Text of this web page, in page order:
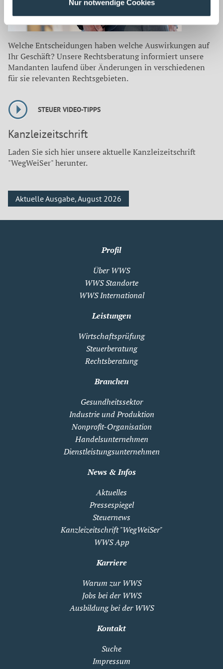
Nur notwendige Cookies
Welche Entscheidungen haben welche Auswirkungen auf
Ihr Geschäft? Unsere Rechtsberatung informiert unsere
Mandanten laufend über Änderungen in verschiedenen
für sie relevanten Rechtsgebieten.
STEUER VIDEO-TIPPS
Kanzleizeitschrift
Laden Sie sich hier unsere aktuelle Kanzleizeitschrift
"WegWeiSer" herunter.
Aktuelle Ausgabe, August 2026
Profil
Über WWS
WWS Standorte
WWS International
Leistungen
Wirtschaftsprüfung
Steuerberatung
Rechtsberatung
Branchen
Gesundheitssektor
Industrie und Produktion
Nonprofit-Organisation
Handelsunternehmen
Dienstleistungsunternehmen
News & Infos
Aktuelles
Pressespiegel
Steuernews
Kanzleizeitschrift "WegWeiSer"
WWS App
Karriere
Warum zur WWS
Jobs bei der WWS
Ausbildung bei der WWS
Kontakt
Suche
Impressum